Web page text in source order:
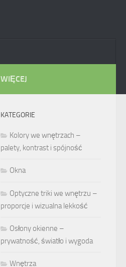
WIĘCEJ
KATEGORIE
Kolory we wnętrzach –
palety, kontrast i spójność
Okna
Optyczne triki we wnętrzu –
proporcje i wizualna lekkość
Osłony okienne –
prywatność, światło i wygoda
Wnętrza